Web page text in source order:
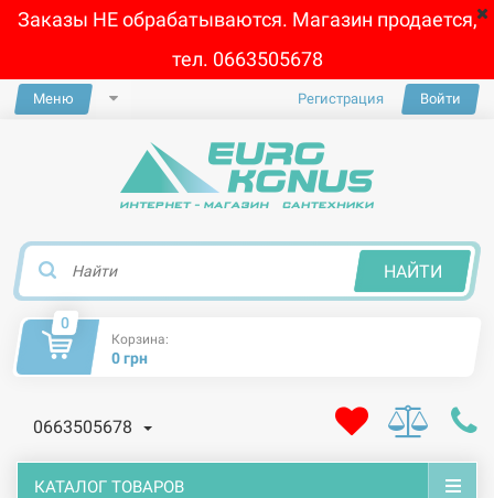
Заказы НЕ обрабатываются. Магазин продается,
тел. 0663505678
Меню Регистрация Войти
НАЙТИ
0
Корзина:
0 грн
0663505678
КАТАЛОГ ТОВАРОВ